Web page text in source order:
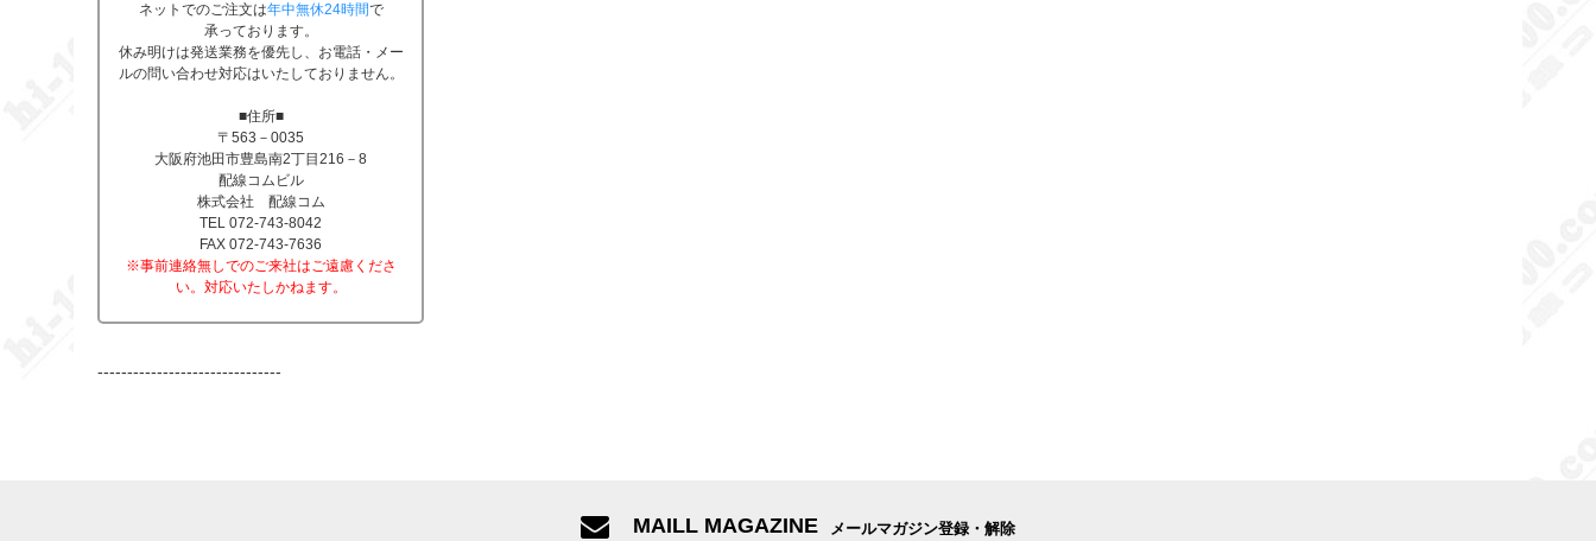
ネットでのご注文は年中無休24時間で
承っております。
休み明けは発送業務を優先し、お電話・メー
ルの問い合わせ対応はいたしておりません。
■住所■
〒563－0035
大阪府池田市豊島南2丁目216－8
配線コムビル
株式会社 配線コム
TEL 072-743-8042
FAX 072-743-7636
※事前連絡無しでのご来社はご遠慮くださ
い。対応いたしかねます。
-------------------------------
MAILL MAGAZINE メールマガジン登録・解除